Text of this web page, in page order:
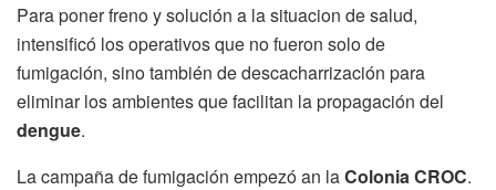
Para poner freno y solución a la situacion de salud,
intensificó los operativos que no fueron solo de
fumigación, sino también de descacharrización para
eliminar los ambientes que facilitan la propagación del
dengue.
La campaña de fumigación empezó an laColonia CROC.